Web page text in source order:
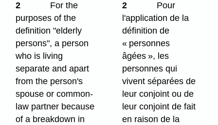
2
For the
purposes of the
definition "elderly
persons", a person
who is living
separate and apart
from the person's
spouse or common-
law partner because
of a breakdown in
2
Pour
l'application de la
définition de
« personnes
âgées », les
personnes qui
vivent séparées de
leur conjoint ou de
leur conjoint de fait
en raison de la